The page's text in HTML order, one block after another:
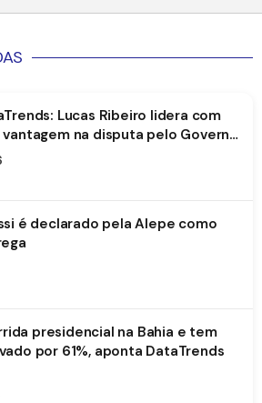
Lucas Ribeiro lidera com
na disputa pelo Governo
é declarado pela Alepe como
presidencial na Bahia e tem
por 61%, aponta DataTrends